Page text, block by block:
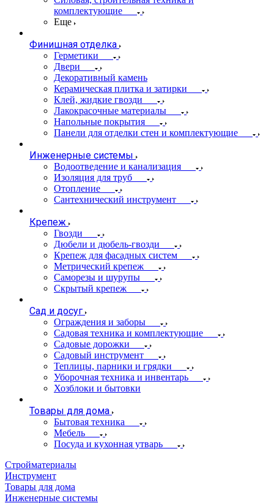
комплектующие
Еще
Финишная отделка
Герметики
Двери
Декоративный камень
Керамическая плитка и затирки
Клей, жидкие гвозди
Лакокрасочные материалы
Напольные покрытия
Панели для отделки стен и комплектующие
Инженерные системы
Водоотведение и канализация
Изоляция для труб
Отопление
Сантехнический инструмент
Крепеж
Гвозди
Дюбели и дюбель-гвозди
Крепеж для фасадных систем
Метрический крепеж
Саморезы и шурупы
Скрытый крепеж
Сад и досуг
Ограждения и заборы
Садовая техника и комплектующие
Садовые дорожки
Садовый инструмент
Теплицы, парники и грядки
Уборочная техника и инвентарь
Хозблоки и бытовки
Товары для дома
Бытовая техника
Мебель
Посуда и кухонная утварь
Стройматериалы
Инструмент
Товары для дома
Инженерные системы